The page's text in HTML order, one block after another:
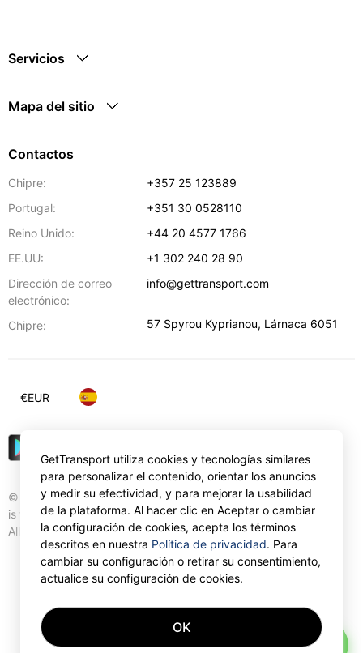
Servicios
Mapa del sitio
Contactos
Chipre:
+357 25 123889
Portugal:
+351 30 0528110
Reino Unido:
+44 20 4577 1766
EE.UU:
+1 302 240 28 90
Dirección de correo
electrónico:
info@gettransport.com
Chipre: 57 Spyrou Kyprianou, Lárnaca 6051
© Gettransport International Limited. GetTransport®
is trademark of Gettransport International Limited.
All rights reserved.
€EUR
GetTransport utiliza cookies y tecnologías similares
para personalizar el contenido, orientar los anuncios
y medir su efectividad, y para mejorar la usabilidad
de la plataforma. Al hacer clic en Aceptar o cambiar
la configuración de cookies, acepta los términos
descritos en nuestra Política de privacidad. Para
cambiar su configuración o retirar su consentimiento,
actualice su configuración de cookies.
OK
AI